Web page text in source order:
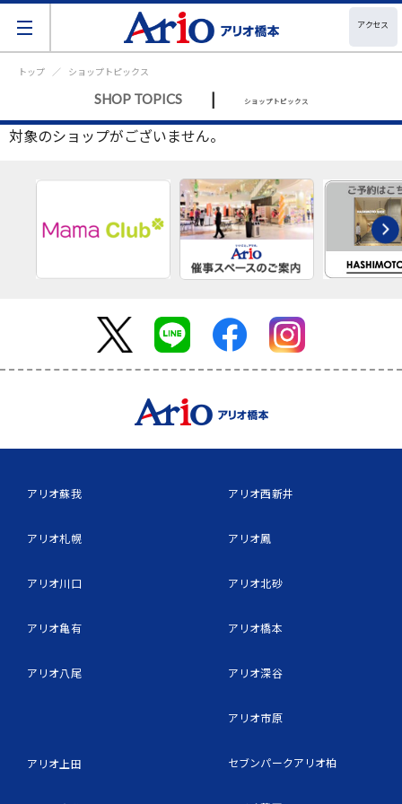
アクセス
トップ ショップトピックス
SHOP TOPICS | ショップトピックス
対象のショップがございません。
アリオ蘇我
アリオ札幌
アリオ川口
アリオ亀有
アリオ八尾
アリオ上田
アリオ西新井
アリオ鳳
アリオ北砂
アリオ橋本
アリオ深谷
アリオ市原
セブンパークアリオ柏